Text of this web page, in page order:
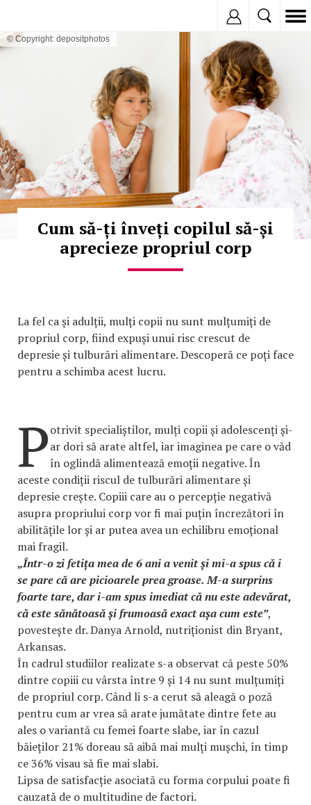
© Copyright: depositphotos
Cum să-ți înveți copilul să-și
aprecieze propriul corp
La fel ca și adulții, mulți copii nu sunt mulțumiți de
propriul corp, fiind expuși unui risc crescut de
depresie și tulburări alimentare. Descoperă ce poți face
pentru a schimba acest lucru.
Potrivit specialiștilor, mulți copii și adolescenți și-
ar dori să arate altfel, iar imaginea pe care o văd
în oglindă alimentează emoții negative. În
aceste condiții riscul de tulburări alimentare și
depresie crește. Copiii care au o percepție negativă
asupra propriului corp vor fi mai puțin încrezători în
abilitățile lor și ar putea avea un echilibru emoțional
mai fragil.
„Într-o zi fetița mea de 6 ani a venit și mi-a spus că i
se pare că are picioarele prea groase. M-a surprins
foarte tare, dar i-am spus imediat că nu este adevărat,
că este sănătoasă și frumoasă exact așa cum este”,
povestește dr. Danya Arnold, nutriționist din Bryant,
Arkansas.
În cadrul studiilor realizate s-a observat că peste 50%
dintre copiii cu vârsta între 9 și 14 nu sunt mulțumiți
de propriul corp. Când li s-a cerut să aleagă o poză
pentru cum ar vrea să arate jumătate dintre fete au
ales o variantă cu femei foarte slabe, iar în cazul
băieților 21% doreau să aibă mai mulți mușchi, în timp
ce 36% visau să fie mai slabi.
Lipsa de satisfacție asociată cu forma corpului poate fi
cauzată de o multitudine de factori.